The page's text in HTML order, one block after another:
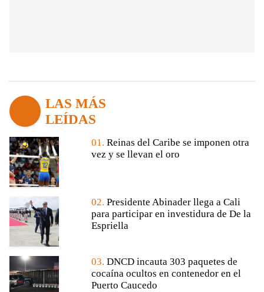
LAS MÁS
LEÍDAS
01. Reinas del Caribe se imponen otra
vez y se llevan el oro
02. Presidente Abinader llega a Cali
para participar en investidura de De la
Espriella
03. DNCD incauta 303 paquetes de
cocaína ocultos en contenedor en el
Puerto Caucedo